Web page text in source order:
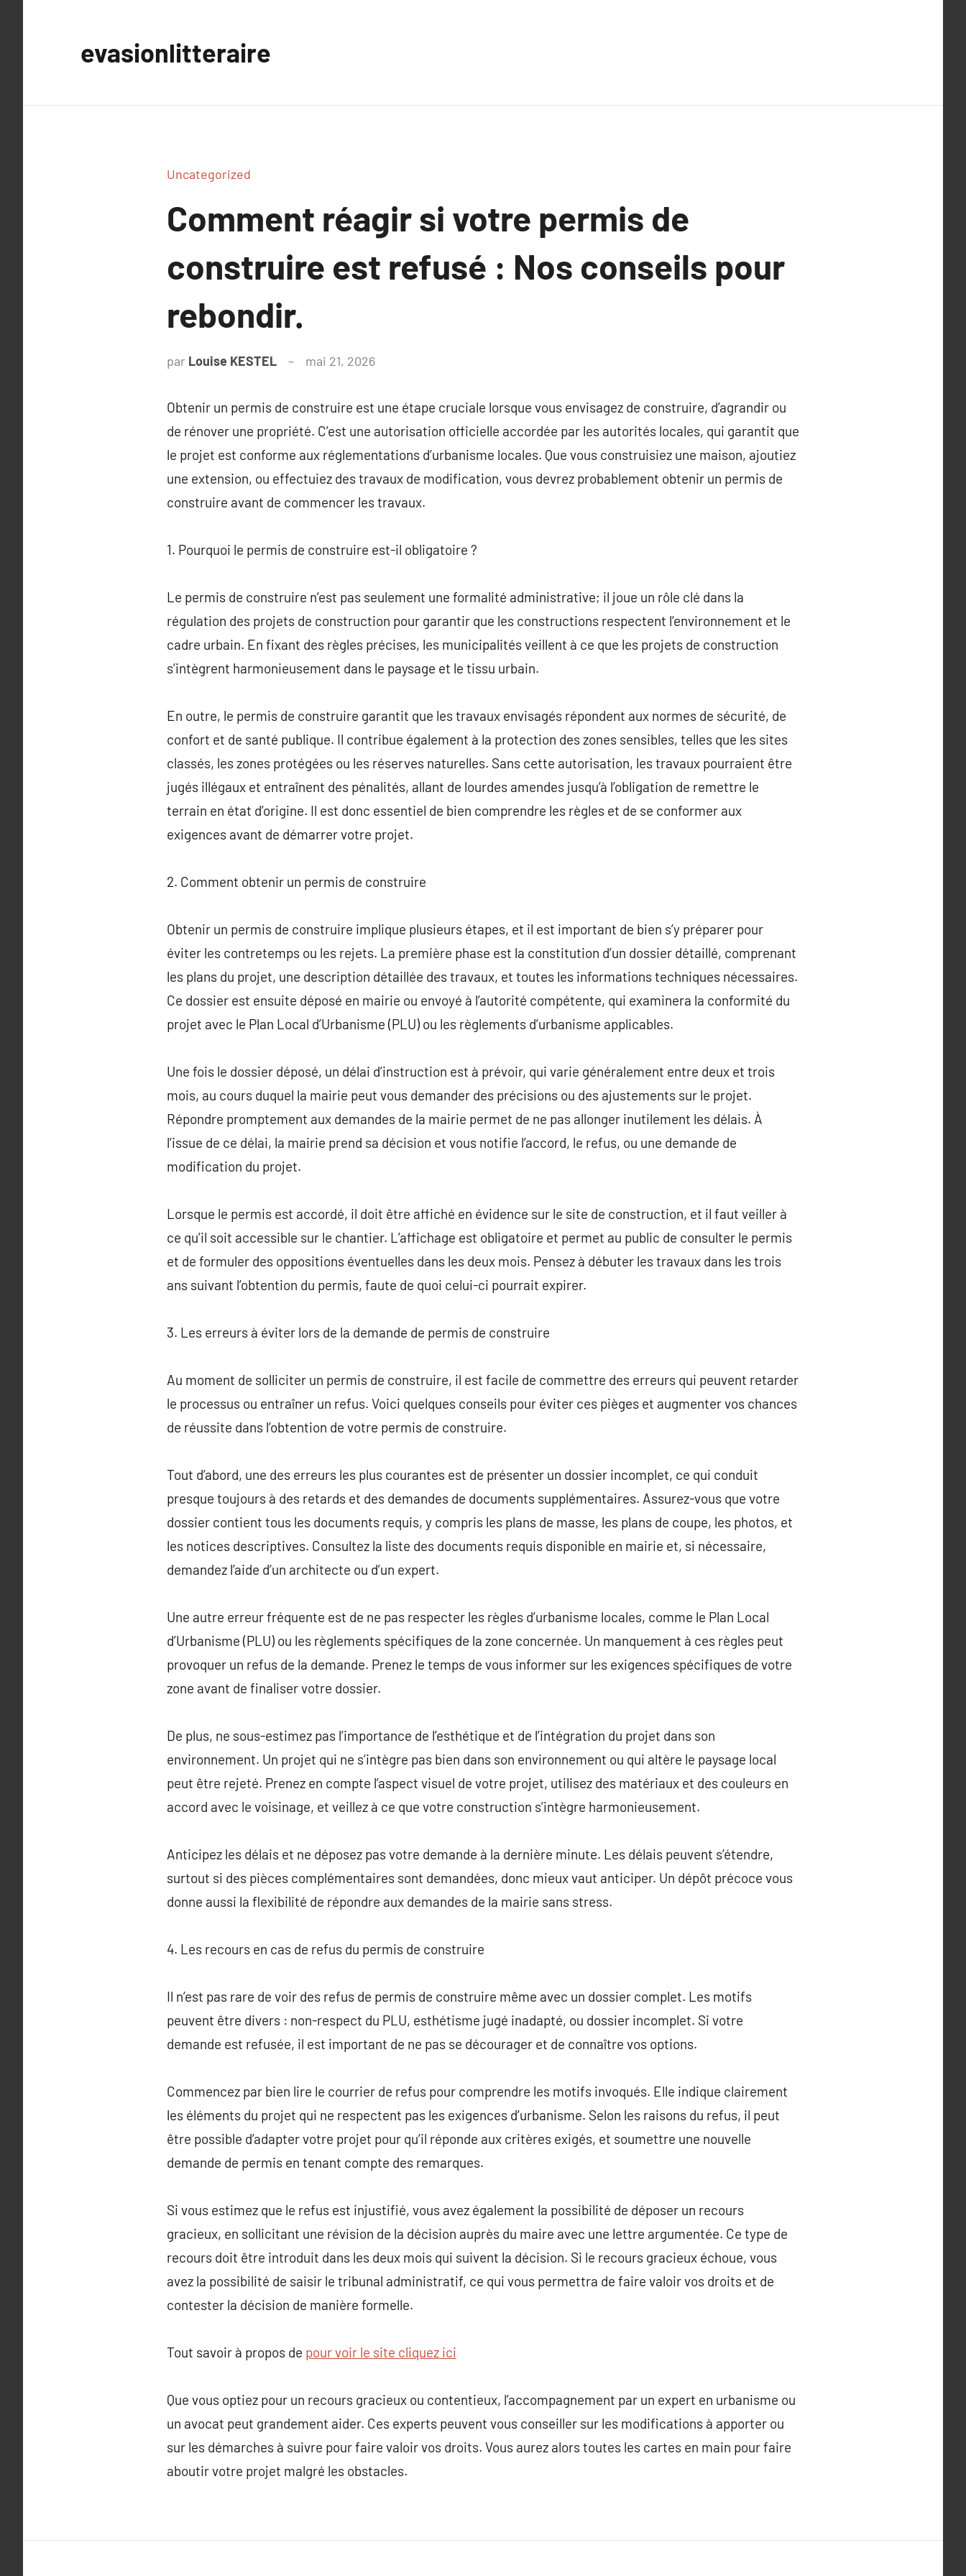
evasionlitteraire
Uncategorized
Comment réagir si votre permis de
construire est refusé : Nos conseils pour
rebondir.
par Louise KESTEL mai 21, 2026
Obtenir un permis de construire est une étape cruciale lorsque vous envisagez de construire, d’agrandir ou
de rénover une propriété. C’est une autorisation officielle accordée par les autorités locales, qui garantit que
le projet est conforme aux réglementations d’urbanisme locales. Que vous construisiez une maison, ajoutiez
une extension, ou effectuiez des travaux de modification, vous devrez probablement obtenir un permis de
construire avant de commencer les travaux.
1. Pourquoi le permis de construire est-il obligatoire ?
Le permis de construire n’est pas seulement une formalité administrative; il joue un rôle clé dans la
régulation des projets de construction pour garantir que les constructions respectent l’environnement et le
cadre urbain. En fixant des règles précises, les municipalités veillent à ce que les projets de construction
s’intègrent harmonieusement dans le paysage et le tissu urbain.
En outre, le permis de construire garantit que les travaux envisagés répondent aux normes de sécurité, de
confort et de santé publique. Il contribue également à la protection des zones sensibles, telles que les sites
classés, les zones protégées ou les réserves naturelles. Sans cette autorisation, les travaux pourraient être
jugés illégaux et entraînent des pénalités, allant de lourdes amendes jusqu’à l’obligation de remettre le
terrain en état d’origine. Il est donc essentiel de bien comprendre les règles et de se conformer aux
exigences avant de démarrer votre projet.
2. Comment obtenir un permis de construire
Obtenir un permis de construire implique plusieurs étapes, et il est important de bien s’y préparer pour
éviter les contretemps ou les rejets. La première phase est la constitution d’un dossier détaillé, comprenant
les plans du projet, une description détaillée des travaux, et toutes les informations techniques nécessaires.
Ce dossier est ensuite déposé en mairie ou envoyé à l’autorité compétente, qui examinera la conformité du
projet avec le Plan Local d’Urbanisme (PLU) ou les règlements d’urbanisme applicables.
Une fois le dossier déposé, un délai d’instruction est à prévoir, qui varie généralement entre deux et trois
mois, au cours duquel la mairie peut vous demander des précisions ou des ajustements sur le projet.
Répondre promptement aux demandes de la mairie permet de ne pas allonger inutilement les délais. À
l’issue de ce délai, la mairie prend sa décision et vous notifie l’accord, le refus, ou une demande de
modification du projet.
Lorsque le permis est accordé, il doit être affiché en évidence sur le site de construction, et il faut veiller à
ce qu’il soit accessible sur le chantier. L’affichage est obligatoire et permet au public de consulter le permis
et de formuler des oppositions éventuelles dans les deux mois. Pensez à débuter les travaux dans les trois
ans suivant l’obtention du permis, faute de quoi celui-ci pourrait expirer.
3. Les erreurs à éviter lors de la demande de permis de construire
Au moment de solliciter un permis de construire, il est facile de commettre des erreurs qui peuvent retarder
le processus ou entraîner un refus. Voici quelques conseils pour éviter ces pièges et augmenter vos chances
de réussite dans l’obtention de votre permis de construire.
Tout d’abord, une des erreurs les plus courantes est de présenter un dossier incomplet, ce qui conduit
presque toujours à des retards et des demandes de documents supplémentaires. Assurez-vous que votre
dossier contient tous les documents requis, y compris les plans de masse, les plans de coupe, les photos, et
les notices descriptives. Consultez la liste des documents requis disponible en mairie et, si nécessaire,
demandez l’aide d’un architecte ou d’un expert.
Une autre erreur fréquente est de ne pas respecter les règles d’urbanisme locales, comme le Plan Local
d’Urbanisme (PLU) ou les règlements spécifiques de la zone concernée. Un manquement à ces règles peut
provoquer un refus de la demande. Prenez le temps de vous informer sur les exigences spécifiques de votre
zone avant de finaliser votre dossier.
De plus, ne sous-estimez pas l’importance de l’esthétique et de l’intégration du projet dans son
environnement. Un projet qui ne s’intègre pas bien dans son environnement ou qui altère le paysage local
peut être rejeté. Prenez en compte l’aspect visuel de votre projet, utilisez des matériaux et des couleurs en
accord avec le voisinage, et veillez à ce que votre construction s’intègre harmonieusement.
Anticipez les délais et ne déposez pas votre demande à la dernière minute. Les délais peuvent s’étendre,
surtout si des pièces complémentaires sont demandées, donc mieux vaut anticiper. Un dépôt précoce vous
donne aussi la flexibilité de répondre aux demandes de la mairie sans stress.
4. Les recours en cas de refus du permis de construire
Il n’est pas rare de voir des refus de permis de construire même avec un dossier complet. Les motifs
peuvent être divers : non-respect du PLU, esthétisme jugé inadapté, ou dossier incomplet. Si votre
demande est refusée, il est important de ne pas se décourager et de connaître vos options.
Commencez par bien lire le courrier de refus pour comprendre les motifs invoqués. Elle indique clairement
les éléments du projet qui ne respectent pas les exigences d’urbanisme. Selon les raisons du refus, il peut
être possible d’adapter votre projet pour qu’il réponde aux critères exigés, et soumettre une nouvelle
demande de permis en tenant compte des remarques.
Si vous estimez que le refus est injustifié, vous avez également la possibilité de déposer un recours
gracieux, en sollicitant une révision de la décision auprès du maire avec une lettre argumentée. Ce type de
recours doit être introduit dans les deux mois qui suivent la décision. Si le recours gracieux échoue, vous
avez la possibilité de saisir le tribunal administratif, ce qui vous permettra de faire valoir vos droits et de
contester la décision de manière formelle.
Tout savoir à propos de pour voir le site cliquez ici
Que vous optiez pour un recours gracieux ou contentieux, l’accompagnement par un expert en urbanisme ou
un avocat peut grandement aider. Ces experts peuvent vous conseiller sur les modifications à apporter ou
sur les démarches à suivre pour faire valoir vos droits. Vous aurez alors toutes les cartes en main pour faire
aboutir votre projet malgré les obstacles.